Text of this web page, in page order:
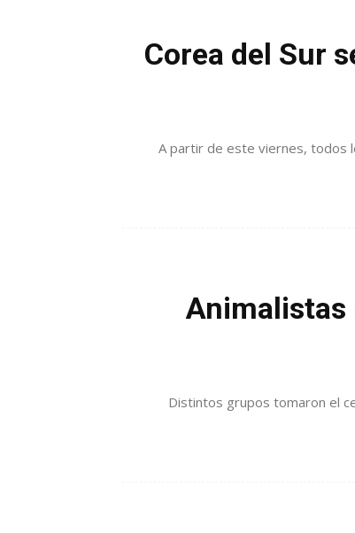
Corea del Sur
A partir de este viernes, todos
Animalistas
Distintos grupos tomaron el